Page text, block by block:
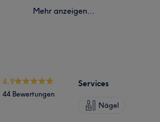
Mehr anzeigen...
4.9
44 Bewertungen
Services
Nägel